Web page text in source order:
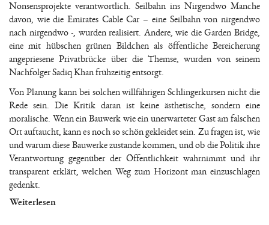
Nonsensprojekte verantwortlich. Seilbahn ins Nirgendwo Manche
davon, wie die Emirates Cable Car – eine Seilbahn von nirgendwo
nach nirgendwo -, wurden realisiert. Andere, wie die Garden Bridge,
eine mit hübschen grünen Bildchen als öffentliche Bereicherung
angepriesene Privatbrücke über die Themse, wurden von seinem
Nachfolger Sadiq Khan frühzeitig entsorgt.
Von Planung kann bei solchen willfährigen Schlingerkursen nicht die
Rede sein. Die Kritik daran ist keine ästhetische, sondern eine
moralische. Wenn ein Bauwerk wie ein unerwarteter Gast am falschen
Ort auftaucht, kann es noch so schön gekleidet sein. Zu fragen ist, wie
und warum diese Bauwerke zustande kommen, und ob die Politik ihre
Verantwortung gegenüber der Öffentlichkeit wahrnimmt und ihr
transparent erklärt, welchen Weg zum Horizont man einzuschlagen
gedenkt.
Weiterlesen